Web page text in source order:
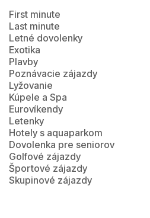
First minute
Last minute
Letné dovolenky
Exotika
Plavby
Poznávacie zájazdy
Lyžovanie
Kúpele a Spa
Eurovíkendy
Letenky
Hotely s aquaparkom
Dovolenka pre seniorov
Golfové zájazdy
Športové zájazdy
Skupinové zájazdy